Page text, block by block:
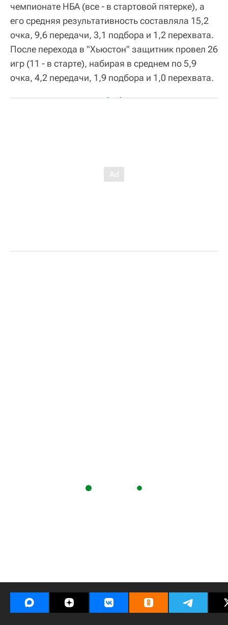
чемпионате НБА (все - в стартовой пятерке), а
его средняя результативность составляла 15,2
очка, 9,6 передачи, 3,1 подбора и 1,2 перехвата.
После перехода в "Хьюстон" защитник провел 26
игр (11 - в старте), набирая в среднем по 5,9
очка, 4,2 передачи, 1,9 подбора и 1,0 перехвата.